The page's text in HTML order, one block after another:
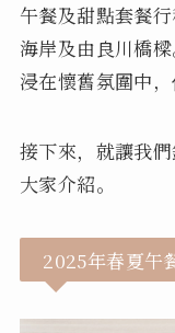
午餐及甜點套餐
海岸及由良川橋
浸在懷舊氛圍中，
接下來，就讓我
大家介紹。
2025年春夏午